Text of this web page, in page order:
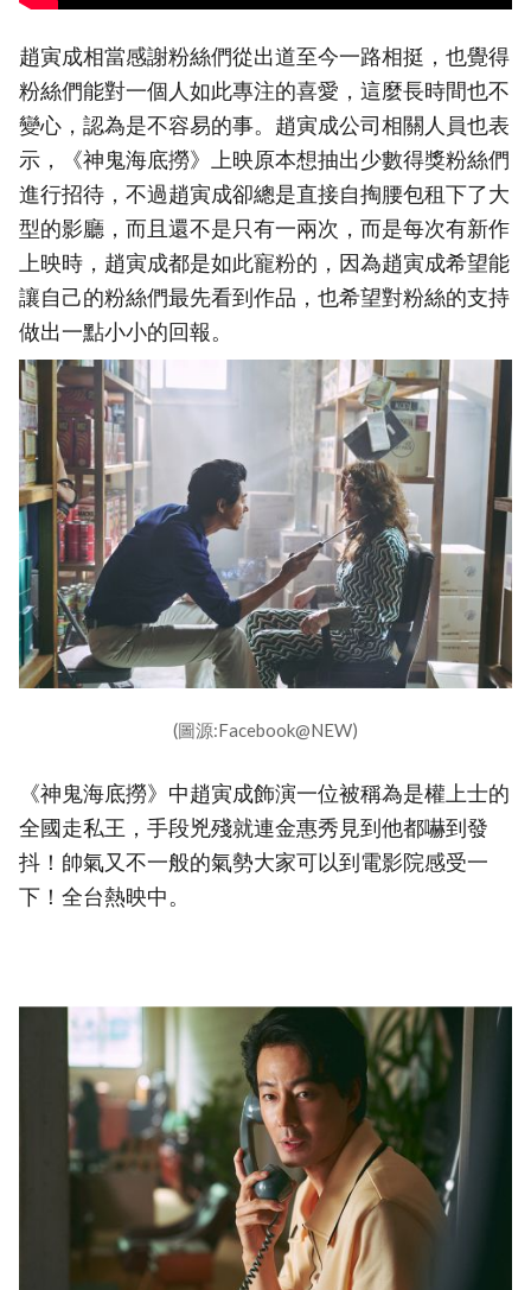
趙寅成相當感謝粉絲們從出道至今一路相挺，也覺得
粉絲們能對一個人如此專注的喜愛，這麼長時間也不
變心，認為是不容易的事。趙寅成公司相關人員也表
示，《神鬼海底撈》上映原本想抽出少數得獎粉絲們
進行招待，不過趙寅成卻總是直接自掏腰包租下了大
型的影廳，而且還不是只有一兩次，而是每次有新作
上映時，趙寅成都是如此寵粉的，因為趙寅成希望能
讓自己的粉絲們最先看到作品，也希望對粉絲的支持
做出一點小小的回報。
(圖源:Facebook@NEW)
《神鬼海底撈》中趙寅成飾演一位被稱為是權上士的
全國走私王，手段兇殘就連金惠秀見到他都嚇到發
抖！帥氣又不一般的氣勢大家可以到電影院感受一
下！全台熱映中。